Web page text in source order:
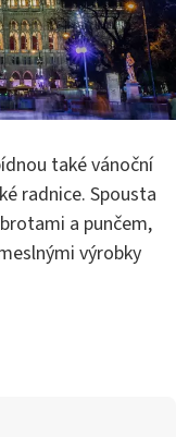
také vánoční
radnice. Spousta
a punčem,
výrobky